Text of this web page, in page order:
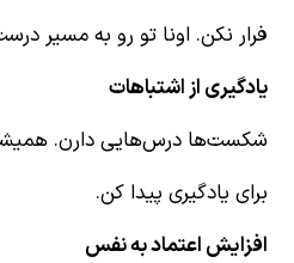
فرار نکن. اونا تو رو به مسیر
یادگیری از اشتباهات
شکست‌ها درس‌هایی دارن. همیشه
برای یادگیری پیدا کن.
افزایش اعتماد به نفس